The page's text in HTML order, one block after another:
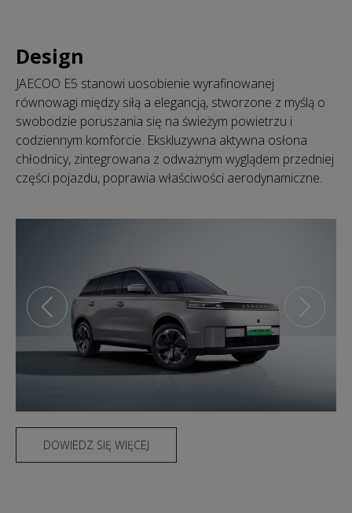
Design
JAECOO E5 stanowi uosobienie wyrafinowanej
równowagi między siłą a elegancją, stworzone z myślą o
swobodzie poruszania się na świeżym powietrzu i
codziennym komforcie. Ekskluzywna aktywna osłona
chłodnicy, zintegrowana z odważnym wyglądem przedniej
części pojazdu, poprawia właściwości aerodynamiczne.
DOWIEDZ SIĘ WIĘCEJ